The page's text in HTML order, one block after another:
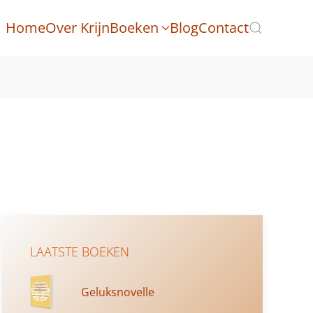
HomeOver KrijnBoeken BlogContact
LAATSTE BOEKEN
Geluksnovelle